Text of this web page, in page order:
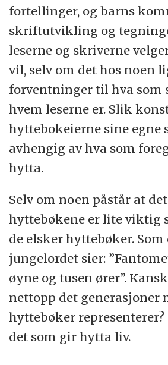
fortellinger, og barns
skriftutvikling og
leserne og skriverne
vil, selv om det hos noen
forventninger til hva som
hvem leserne er. Slik
hyttebokeierne sine egne
avhengig av hva som
hytta.
Selv om noen påstår at
hyttebøkene er lite viktig
de elsker hyttebøker.
jungelordet sier:
øyne og tusen ører”.
nettopp det generasjoner
hyttebøker
det som gir hytta liv.